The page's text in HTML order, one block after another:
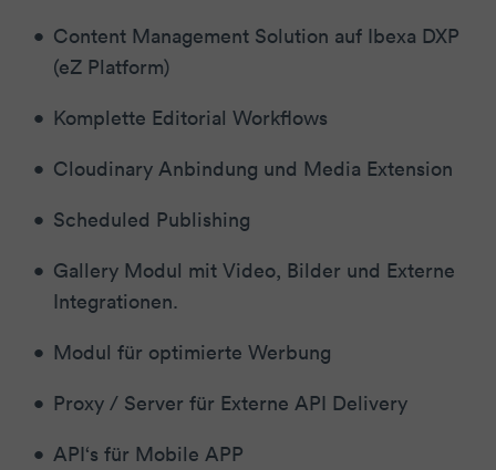
Content Management Solution auf Ibexa DXP
(eZ Platform)
Komplette Editorial Workflows
Cloudinary Anbindung und Media Extension
Scheduled Publishing
Gallery Modul mit Video, Bilder und Externe
Integrationen.
Modul für optimierte Werbung
Proxy / Server für Externe API Delivery
API‘s für Mobile APP